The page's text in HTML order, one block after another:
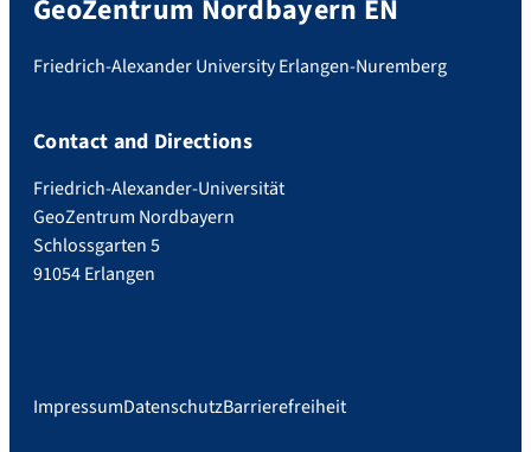
GeoZentrum Nordbayern EN
Friedrich-Alexander University Erlangen-Nuremberg
Contact and Directions
Friedrich-Alexander-Universität
GeoZentrum Nordbayern
Schlossgarten 5
91054 Erlangen
ImpressumDatenschutzBarrierefreiheit